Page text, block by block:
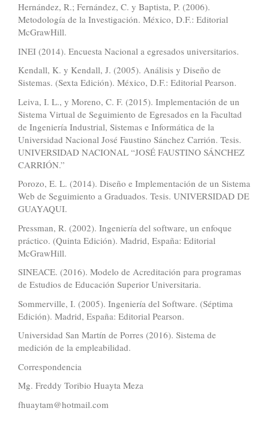
Hernández, R.; Fernández, C. y Baptista, P. (2006).
Metodología de la Investigación. México, D.F.: Editorial
McGrawHill.
INEI (2014). Encuesta Nacional a egresados universitarios.
Kendall, K. y Kendall, J. (2005). Análisis y Diseño de
Sistemas. (Sexta Edición). México, D.F.: Editorial Pearson.
Leiva, I. L., y Moreno, C. F. (2015). Implementación de un
Sistema Virtual de Seguimiento de Egresados en la Facultad
de Ingeniería Industrial, Sistemas e Informática de la
Universidad Nacional José Faustino Sánchez Carrión. Tesis.
UNIVERSIDAD NACIONAL “JOSÉ FAUSTINO SÁNCHEZ
CARRIÓN.”
Porozo, E. L. (2014). Diseño e Implementación de un Sistema
Web de Seguimiento a Graduados. Tesis. UNIVERSIDAD DE
GUAYAQUI.
Pressman, R. (2002). Ingeniería del software, un enfoque
práctico. (Quinta Edición). Madrid, España: Editorial
McGrawHill.
SINEACE. (2016). Modelo de Acreditación para programas
de Estudios de Educación Superior Universitaria.
Sommerville, I. (2005). Ingeniería del Software. (Séptima
Edición). Madrid, España: Editorial Pearson.
Universidad San Martín de Porres (2016). Sistema de
medición de la empleabilidad.
Correspondencia
Mg. Freddy Toribio Huayta Meza
fhuaytam@hotmail.com